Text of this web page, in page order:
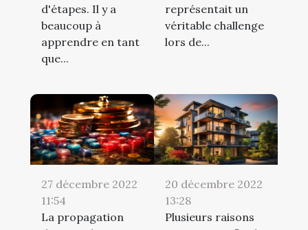
d'étapes. Il y a
beaucoup à
apprendre en tant
que...
représentait un
véritable challenge
lors de...
27 décembre 2022
11:54
La propagation
20 décembre 2022
13:28
Plusieurs raisons